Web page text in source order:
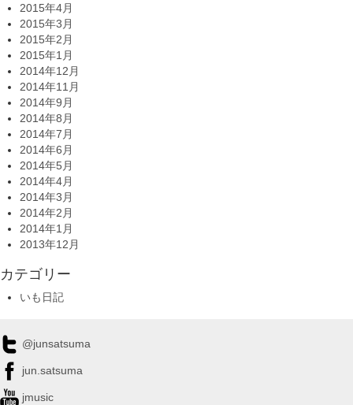
2015年4月
2015年3月
2015年2月
2015年1月
2014年12月
2014年11月
2014年9月
2014年8月
2014年7月
2014年6月
2014年5月
2014年4月
2014年3月
2014年2月
2014年1月
2013年12月
カテゴリー
いも日記
@junsatsuma
jun.satsuma
jmusic